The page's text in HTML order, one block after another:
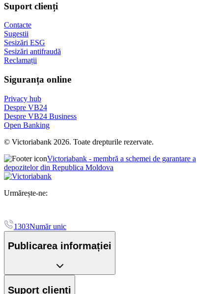
Suport clienți
Contacte
Sugestii
Sesizări ESG
Sesizări antifraudă
Reclamații
Siguranța online
Privacy hub
Despre VB24
Despre VB24 Business
Open Banking
© Victoriabank 2026. Toate drepturile rezervate.
Victoriabank - membră a schemei de garantare a
depozitelor din Republica Moldova
Urmărește-ne:
1303Număr unic
Publicarea informației
Suport clienți